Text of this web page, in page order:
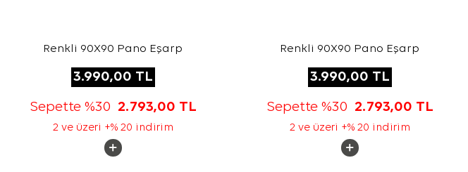
Renkli 90X90 Pano Eşarp
3.990,00 TL
Sepette %30 2.793,00 TL
2 ve üzeri +% 20 indirim
Renkli 90X90 Pano Eşarp
3.990,00 TL
Sepette %30 2.793,00 TL
2 ve üzeri +% 20 indirim